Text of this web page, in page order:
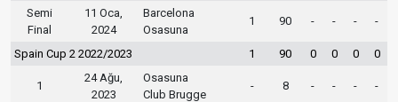
Semi
Final
11 Oca,
2024
Barcelona
Osasuna
1 90 - - - -
Spain Cup 2 2022/2023 1 90 0 0 0 0
1
24 Ağu,
2023
Osasuna
Club Brugge
- 8 - - - -